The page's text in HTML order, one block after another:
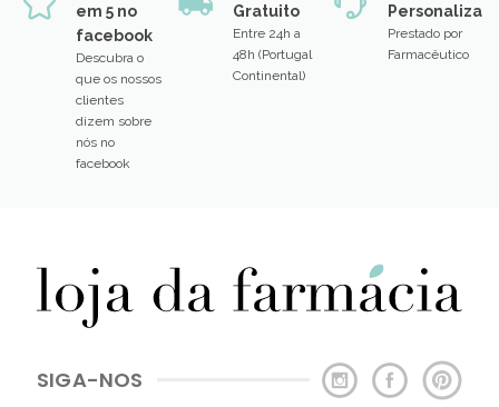
em 5 no
facebook
Descubra o
que os nossos
clientes
dizem sobre
nós no
facebook
Gratuito
Entre 24h a
48h (Portugal
Continental)
Prestado por
Farmacêutico
SIGA-NOS